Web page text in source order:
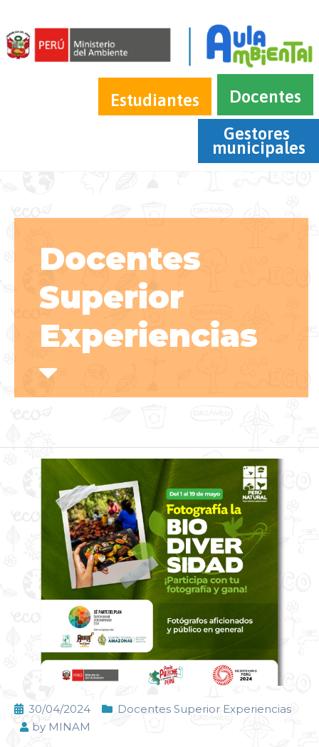
Estudiantes
Docentes
Gestores
municipales
Docentes
Superior
Experiencias
30/04/2024
Docentes Superior Experiencias
by MINAM